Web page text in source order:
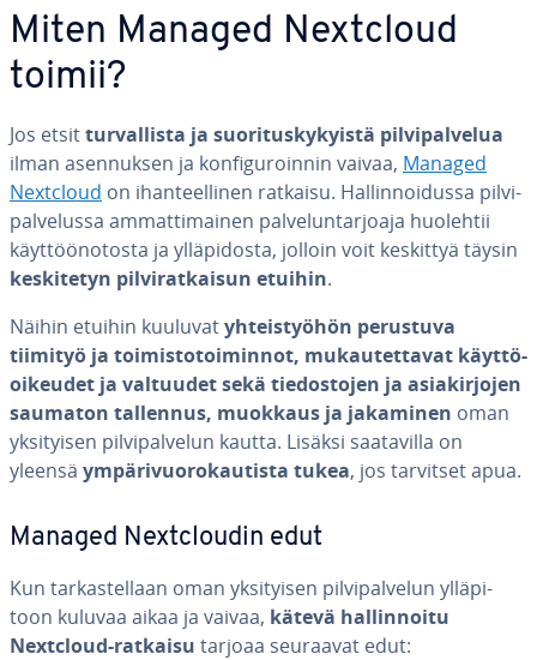
Miten Managed Nextcloud
toimii?
Jos etsittur­val­lis­ta ja suo­ri­tus­ky­kyis­tä pil­vi­pal­ve­lua
ilman asen­nuk­sen ja kon­fi­gu­roin­nin vaivaa, Managed
Nextcloud on ihan­teel­li­nen ratkaisu. Hal­lin­noi­dus­sa pil­vi­
pal­ve­lus­sa am­mat­ti­mai­nen pal­ve­lun­tar­joa­ja huolehtii
käyt­töö­no­tos­ta ja yl­lä­pi­dos­ta, jolloin voit keskittyä täysin
kes­ki­te­tyn pil­vi­rat­kai­sun etuihin.
Näihin etuihin kuuluvatyh­teis­työ­hön perustuva
tiimityö ja toi­mis­to­toi­min­not, mu­kau­tet­ta­vat käyt­tö­
oi­keu­det ja valtuudet sekä tie­dos­to­jen ja asia­kir­jo­jen
saumaton tallennus, muokkaus ja jakaminen oman
yk­si­tyi­sen pil­vi­pal­ve­lun kautta. Lisäksi saa­ta­vil­la on
yleensä ym­pä­ri­vuo­ro­kau­tis­ta tukea, jos tarvitset apua.
Managed Nextclou­din edut
Kun tar­kas­tel­laan oman yk­si­tyi­sen pil­vi­pal­ve­lun yl­lä­pi­
toon kuluvaa aikaa ja vaivaa, kätevä hal­lin­noi­tu
Nextcloud-ratkaisu tarjoaa seuraavat edut: